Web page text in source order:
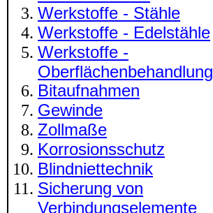
Werkstoffe - Stähle
Werkstoffe - Edelstähle
Werkstoffe -
Oberflächenbehandlung
Bitaufnahmen
Gewinde
Zollmaße
Korrosionsschutz
Blindniettechnik
Sicherung von
Verbindungselemente